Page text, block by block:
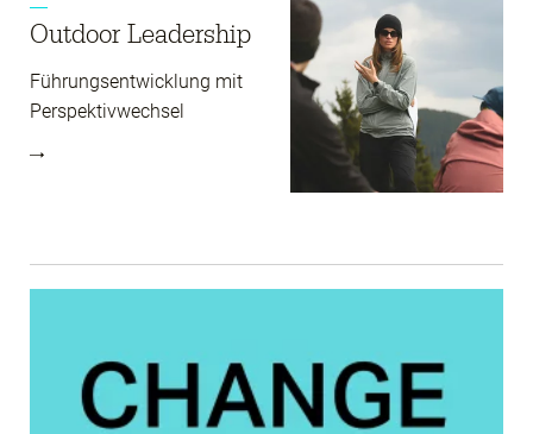
Outdoor Leadership
Führungsentwicklung mit
Perspektivwechsel